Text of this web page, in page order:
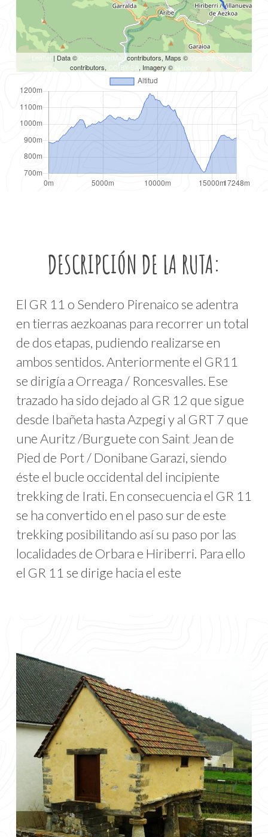
| Data © OpenStreetMapcontributors, Maps ©
OpenStreetMap
contributors,
CC-BY-SA , Imagery ©
DESCRIPCIÓN DE LA RUTA:
El GR 11 o Sendero Pirenaico se adentra
en tierras aezkoanas para recorrer un total
de dos etapas, pudiendo realizarse en
ambos sentidos. Anteriormente el GR11
se dirigía a Orreaga / Roncesvalles. Ese
trazado ha sido dejado al GR 12 que sigue
desde Ibañeta hasta Azpegi y al GRT 7 que
une Auritz /Burguete con Saint Jean de
Pied de Port / Donibane Garazi, siendo
éste el bucle occidental del incipiente
trekking de Irati. En consecuencia el GR 11
se ha convertido en el paso sur de este
trekking posibilitando así su paso por las
localidades de Orbara e Hiriberri. Para ello
el GR 11 se dirige hacia el este